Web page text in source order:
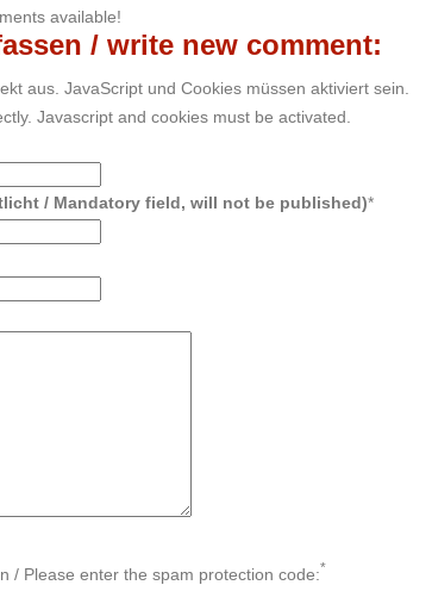
available!
/ write new comment:
aus. JavaScript und Cookies müssen aktiviert sein.
Javascript and cookies must be activated.
/ Mandatory field, will not be published)*
/ Please enter the spam protection code:*